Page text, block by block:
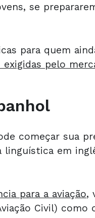
se
para quem
pelo
começar sua
em
para a aviação,
Civil) como